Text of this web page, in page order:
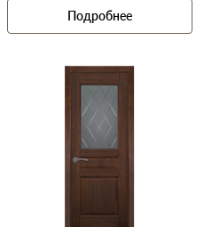
Материал двери
Подробнее